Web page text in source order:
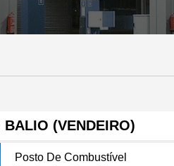
(VENDEIRO)
Posto De Combustível